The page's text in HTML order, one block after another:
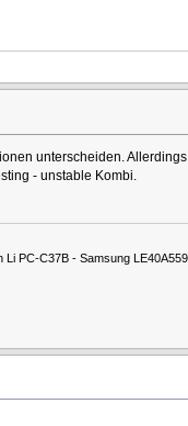
unterscheiden.
- unstable Kombi.
PC-C37B - Samsung LE40A559